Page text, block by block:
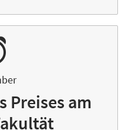
Preises am